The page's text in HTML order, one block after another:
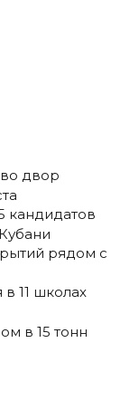
двор
кандидатов
рядом с
11 школах
в 15 тонн